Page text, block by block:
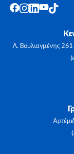
Λ. Βουλιαγμένης